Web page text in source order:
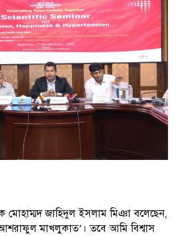
মোহাম্মদ জাহিদুল ইসলাম মিঞা বলেছেন,
মাখলুকাত’। তবে আমি বিশ্বাস